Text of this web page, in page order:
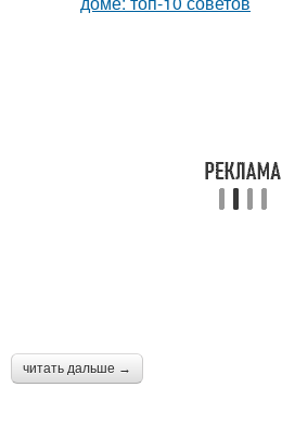
читать дальше →